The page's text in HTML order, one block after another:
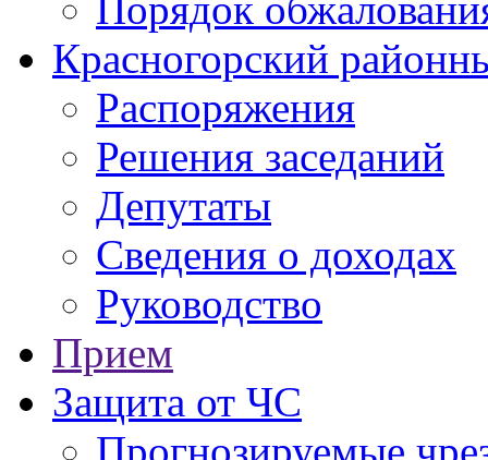
Красногорский
Распоряжения
Решения заседаний
Депутаты
Сведения о доходах
Руководство
Прием
Защита от ЧС
Прогнозируемые